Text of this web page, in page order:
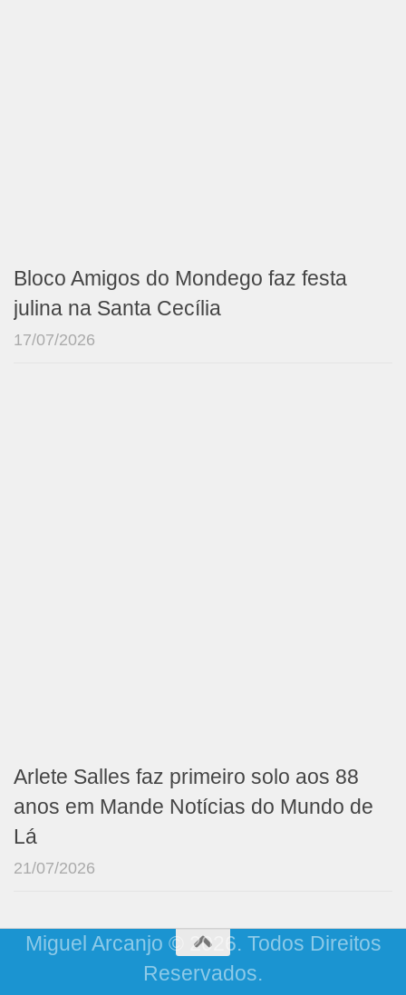
Bloco Amigos do Mondego faz festa
julina na Santa Cecília
17/07/2026
Arlete Salles faz primeiro solo aos 88
anos em Mande Notícias do Mundo de
Lá
21/07/2026
Miguel Arcanjo © 2026. Todos Direitos
Reservados.